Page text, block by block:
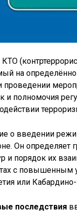
на
проведении
и полномочия
о введении
Он определяет
и порядок их
с повышенным
или
последствия